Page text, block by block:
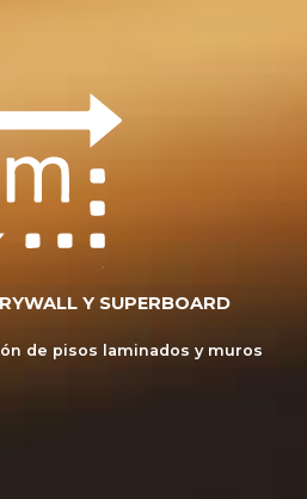
Y SUPERBOARD
de pisos laminados y muros